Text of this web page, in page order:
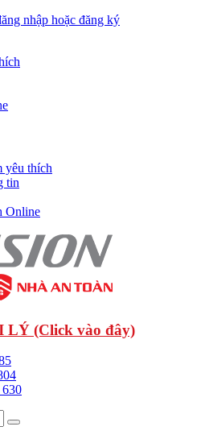
nhập hoặc đăng ký
yêu thích
tin
Online
(Click vào đây)
630